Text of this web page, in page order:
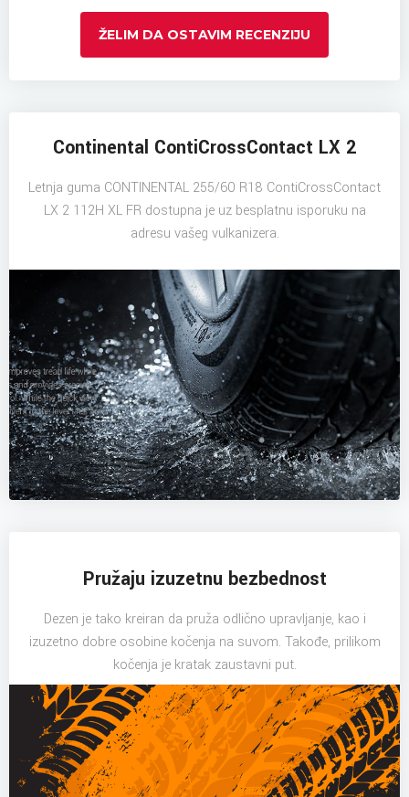
ŽELIM DA OSTAVIM RECENZIJU
Continental ContiCrossContact LX 2
Letnja guma CONTINENTAL 255/60 R18 ContiCrossContact
LX 2 112H XL FR dostupna je uz besplatnu isporuku na
adresu vašeg vulkanizera.
Pružaju izuzetnu bezbednost
Dezen je tako kreiran da pruža odlično upravljanje, kao i
izuzetno dobre osobine kočenja na suvom. Takođe, prilikom
kočenja je kratak zaustavni put.